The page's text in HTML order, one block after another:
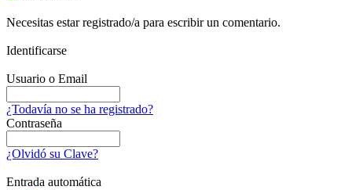
Necesitas estar registrado/a para escribir un comentario.
Identificarse
Usuario o Email
¿Todavía no se ha registrado?
Contraseña
¿Olvidó su Clave?
Entrada automática